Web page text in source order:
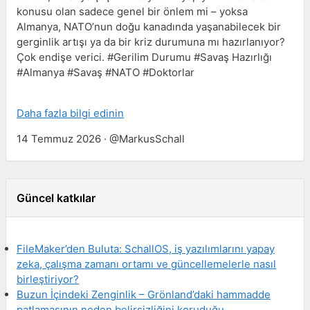
konusu olan sadece genel bir önlem mi – yoksa
Almanya, NATO’nun doğu kanadında yaşanabilecek bir
gerginlik artışı ya da bir kriz durumuna mı hazırlanıyor?
Çok endişe verici. #Gerilim Durumu #Savaş Hazırlığı
#Almanya #Savaş #NATO #Doktorlar
Daha fazla bilgi edinin
14 Temmuz 2026 · @MarkusSchall
Güncel katkılar
FileMaker’den Buluta: SchallOS, iş yazılımlarını yapay
zeka, çalışma zamanı ortamı ve güncellemelerle nasıl
birleştiriyor?
Buzun İçindeki Zenginlik – Grönland’daki hammadde